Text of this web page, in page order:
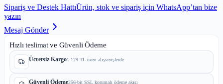
Sipariş ve Destek HattıÜrün, stok ve sipariş için WhatsApp’tan bize
yazın
Mesaj Gönder
Hızlı teslimat ve Güvenli Ödeme
Ücretsiz Kargo1.129 TL üzeri alışverişlerde
Güvenli Ödeme256-bit SSL korumalı ödeme akışı